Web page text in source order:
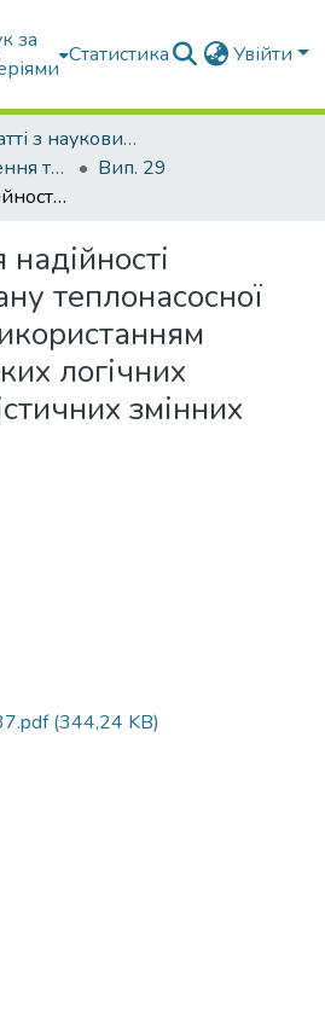
за
Статистика Увійти
Вибрані статті з наукових збірників КНУБА
Вентиляція, освітлення та теплогазопостачання
Вип. 29
Моделювання надійності технічного стану теплонасосної установки з використанням системи нечітких логічних рівнянь лінгвістичних змінних
теплонасосної
логічних
змінних
(344,24 KB)